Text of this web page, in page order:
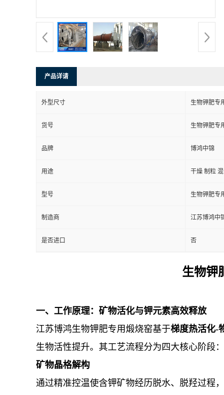
产品详请
外型尺寸 生物钾肥专
货号 生物钾肥专
品牌 博鸿中锦
用途 干燥 制粒
型号 生物钾肥专
制造商 江苏博鸿中
是否进口 否
生物钾
一、工作原理：矿物活化与钾元素高效释放
江苏博鸿生物钾肥专用煅烧窑基于梯度热活化-
生物活性提升。其工艺流程分为四大核心阶段：
矿物晶格解构
通过精准控温使含钾矿物经历脱水、脱羟过程